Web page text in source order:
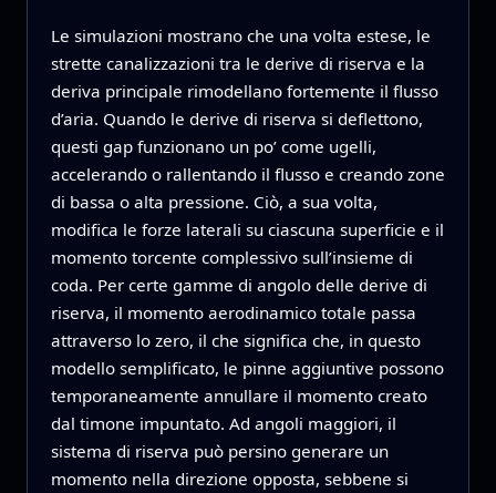
Le simulazioni mostrano che una volta estese, le
strette canalizzazioni tra le derive di riserva e la
deriva principale rimodellano fortemente il flusso
d’aria. Quando le derive di riserva si deflettono,
questi gap funzionano un po’ come ugelli,
accelerando o rallentando il flusso e creando zone
di bassa o alta pressione. Ciò, a sua volta,
modifica le forze laterali su ciascuna superficie e il
momento torcente complessivo sull’insieme di
coda. Per certe gamme di angolo delle derive di
riserva, il momento aerodinamico totale passa
attraverso lo zero, il che significa che, in questo
modello semplificato, le pinne aggiuntive possono
temporaneamente annullare il momento creato
dal timone impuntato. Ad angoli maggiori, il
sistema di riserva può persino generare un
momento nella direzione opposta, sebbene si